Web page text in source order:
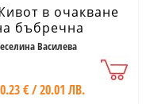
в очакване
бъбречна
Василева
€ / 20.01 ЛВ.